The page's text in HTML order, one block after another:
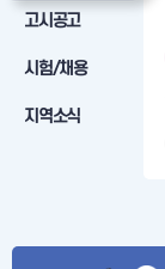
입주자모집
고시공고
시험/채용
지역소식